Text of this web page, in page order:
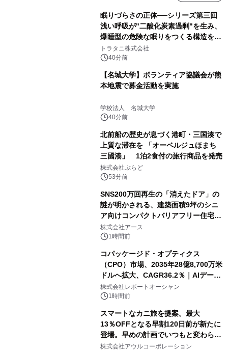
眠りづらさの正体──シリーズ第三回
浅い呼吸が"二酸化炭素過剰"を生み、
爆睡型の危険な眠りをつくる構造を解
説
トラタニ株式会社
40分前
【名城大学】ボランティア協議会が熊
本地震で募金活動を実施
学校法人 名城大学
40分前
北前船の歴史が息づく港町・三国湊で
上質な滞在を 「オーベルジュほまち
三國湊」 1泊2食付の旅行商品を発売
株式会社ぷらど
53分前
SNS200万回再生の「消えたドア」の
謎が明かされる、建築面積9坪のシニ
ア向けコンパクトバリアフリー住宅が
誕生
株式会社アース
1時間前
コパッケージド・オプティクス
（CPO）市場、2035年28億8,700万米
ドルへ拡大、CAGR36.2％｜AIデータ
センター・高速光通信需要が成長を加
速
株式会社レポートオーシャン
1時間前
スマートなカニ旅を提案。最大
13％OFFとなる早割120日前が新たに
登場。早めの計画でいつもと変わらぬ
大人の冬旅を。ー夕日ヶ浦温泉「佳松
株式会社アウルコーポレーション